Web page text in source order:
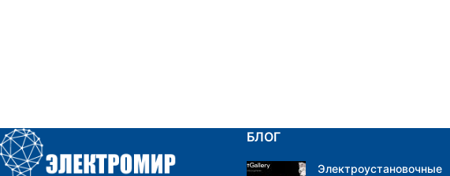
БЛОГ
Электроустановочные